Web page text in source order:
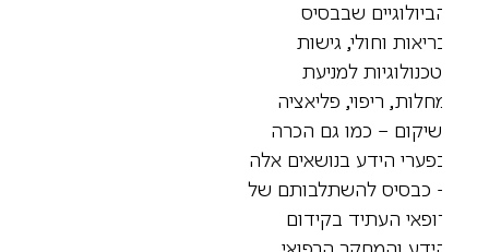
שבבסיס
וחולי, גישות
למניעת
ריפוי, פליאציה
– כמו גם הכרה
הידע בנושאים אלה
כבסיס להשתלבותם של
העתיד בקידום